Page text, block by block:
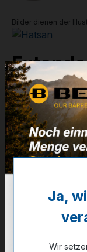
Bilder dienen der
Kal. 12
Full (F) - Voll
Artikelnummer:
29,00 €
❌ Nicht auf
Ja,
Wir